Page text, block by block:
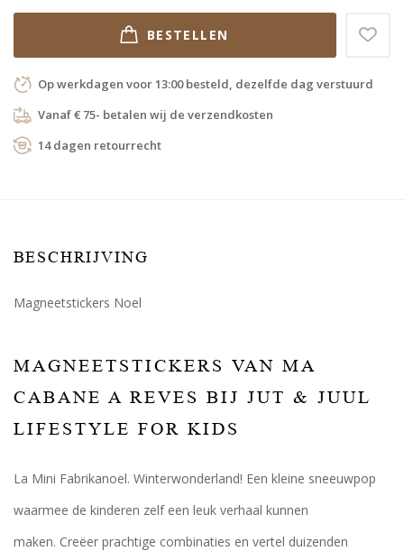
BESTELLEN
Op werkdagen voor 13:00 besteld, dezelfde dag verstuurd
Vanaf € 75- betalen wij de verzendkosten
14 dagen retourrecht
BESCHRIJVING
Magneetstickers Noel
MAGNEETSTICKERS VAN MA
CABANE A REVES BIJ JUT & JUUL
LIFESTYLE FOR KIDS
La Mini Fabrikanoel. Winterwonderland! Een kleine sneeuwpop
waarmee de kinderen zelf een leuk verhaal kunnen
maken. Creëer prachtige combinaties en vertel duizenden